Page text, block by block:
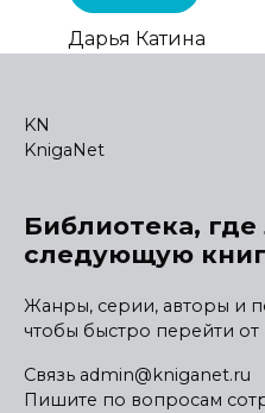
Дарья Катина
KN
KnigaNet
Библиотека,
следующую
Жанры, серии, авторы и
чтобы быстро перейти от
Связь admin@kniganet.ru
Пишите по вопросам